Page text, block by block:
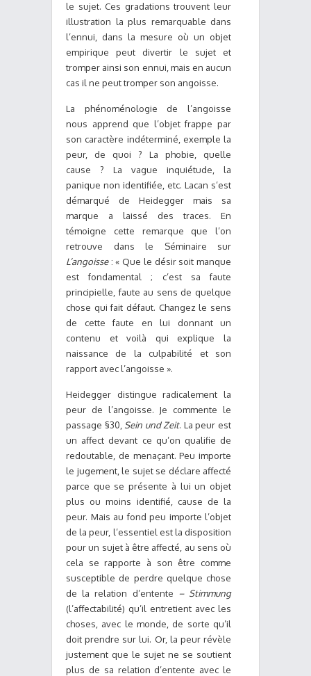
le sujet. Ces gradations trouvent leur
illustration la plus remarquable dans
l’ennui, dans la mesure où un objet
empirique peut divertir le sujet et
tromper ainsi son ennui, mais en aucun
cas il ne peut tromper son angoisse.
La phénoménologie de l’angoisse
nous apprend que l’objet frappe par
son caractère indéterminé, exemple la
peur, de quoi ? La phobie, quelle
cause ? La vague inquiétude, la
panique non identifiée, etc. Lacan s’est
démarqué de Heidegger mais sa
marque a laissé des traces. En
témoigne cette remarque que l’on
retrouve dans le Séminaire sur
L’angoisse: « Que le désir soit manque
est fondamental ; c’est sa faute
principielle, faute au sens de quelque
chose qui fait défaut. Changez le sens
de cette faute en lui donnant un
contenu et voilà qui explique la
naissance de la culpabilité et son
rapport avec l’angoisse ».
Heidegger distingue radicalement la
peur de l’angoisse. Je commente le
passage §30, Sein und Zeit. La peur est
un affect devant ce qu’on qualifie de
redoutable, de menaçant. Peu importe
le jugement, le sujet se déclare affecté
parce que se présente à lui un objet
plus ou moins identifié, cause de la
peur. Mais au fond peu importe l’objet
de la peur, l’essentiel est la disposition
pour un sujet à être affecté, au sens où
cela se rapporte à son être comme
susceptible de perdre quelque chose
de la relation d’entente – Stimmung
(l’affectabilité) qu’il entretient avec les
choses, avec le monde, de sorte qu’il
doit prendre sur lui. Or, la peur révèle
justement que le sujet ne se soutient
plus de sa relation d’entente avec le